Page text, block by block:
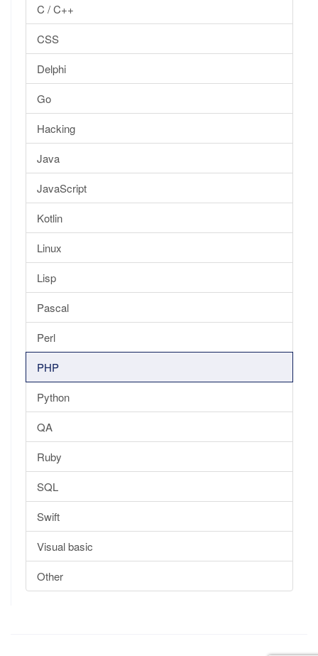
C / C++
CSS
Delphi
Go
Hacking
Java
JavaScript
Kotlin
Linux
Lisp
Pascal
Perl
PHP
Python
QA
Ruby
SQL
Swift
Visual basic
Other